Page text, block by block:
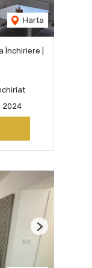
Harta
Închiriere |
2024
Next